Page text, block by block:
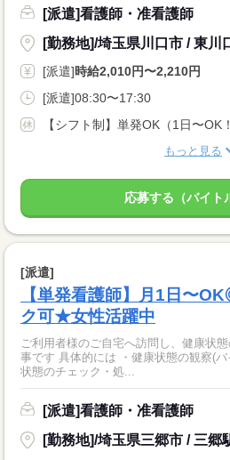
[派遣]看護師・准看護師
[勤務地]/埼玉県川口市 / 東川
[派遣]時給2,010円〜2,210円
[派遣]08:30〜17:30
もっと見る
応募する（バイト
[派遣]
【単発看護師】月1日〜
ク可★女性活躍中
ご利用者様のご自宅へ訪問し、健康状
事です 具体的には ・健康状態の観察(
状態のチェック・処...
[派遣]看護師・准看護師
[勤務地]/埼玉県三郷市 / 三郷